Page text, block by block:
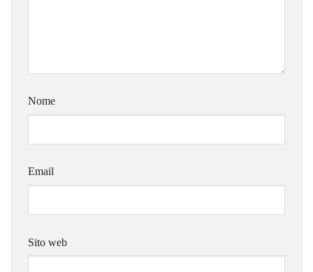
Nome
Email
Sito web